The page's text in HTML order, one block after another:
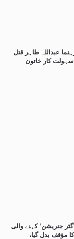
عبداللہ طاہر قتل
سہولت کار خاتون
جنریشن‘ کہنے والی
مؤقف بدل گیا،